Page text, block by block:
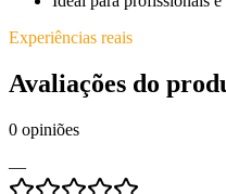
Experiências reais
Avaliações do
0 opiniões
—